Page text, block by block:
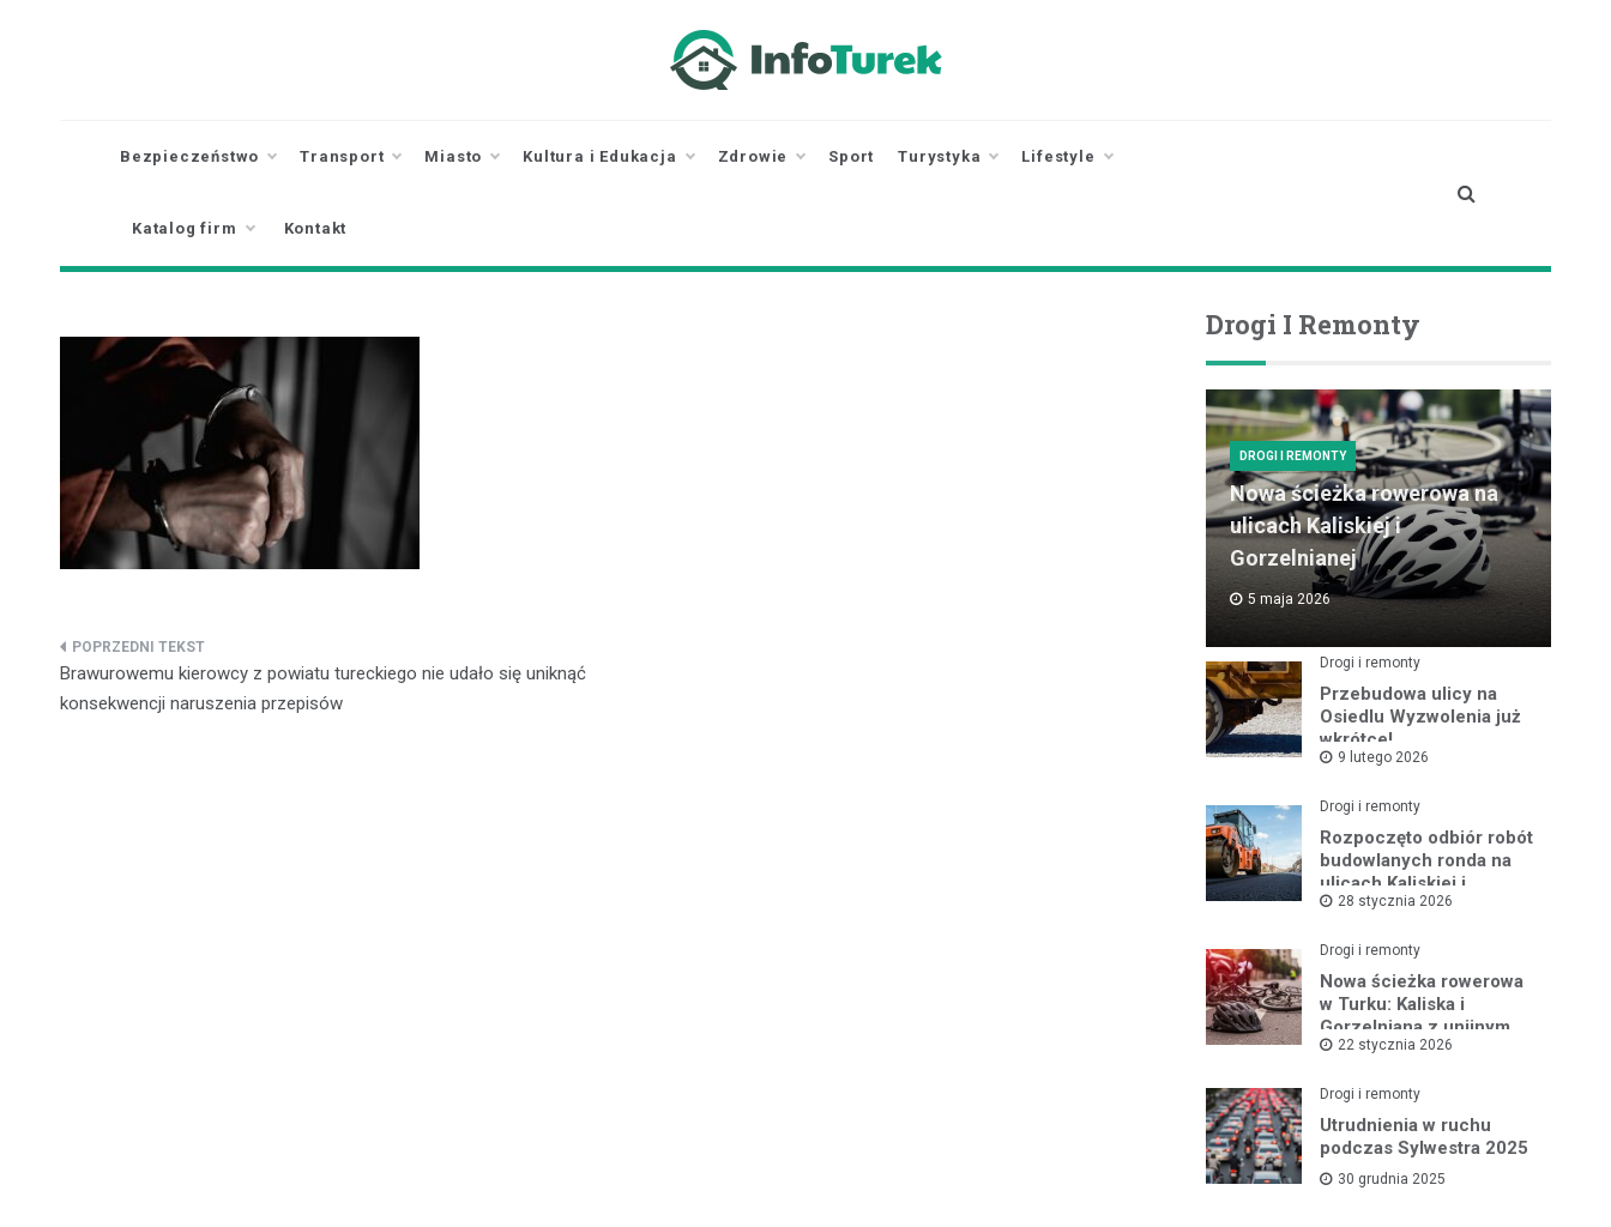
Bezpieczeństwo Transport Miasto Kultura i Edukacja Zdrowie Sport Turystyka Lifestyle
Katalog firm Kontakt
Nawigacja
wpisu
Brawurowemu kierowcy z powiatu tureckiego nie udało się uniknąć
konsekwencji naruszenia przepisów
Drogi I Remonty
DROGI I REMONTY
Nowa ścieżka rowerowa na
ulicach Kaliskiej i
Gorzelnianej
5 maja 2026
Drogi i remonty
Przebudowa ulicy na
Osiedlu Wyzwolenia już
wkrótce!
9 lutego 2026
Drogi i remonty
Rozpoczęto odbiór robót
budowlanych ronda na
ulicach Kaliskiej i
Młodych
28 stycznia 2026
Drogi i remonty
Nowa ścieżka rowerowa
w Turku: Kaliska i
Gorzelniana z unijnym
wsparciem
22 stycznia 2026
Drogi i remonty
Utrudnienia w ruchu
podczas Sylwestra 2025
30 grudnia 2025